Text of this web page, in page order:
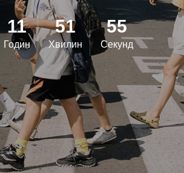
11
Годин
51
Хвилин
53
Секунд